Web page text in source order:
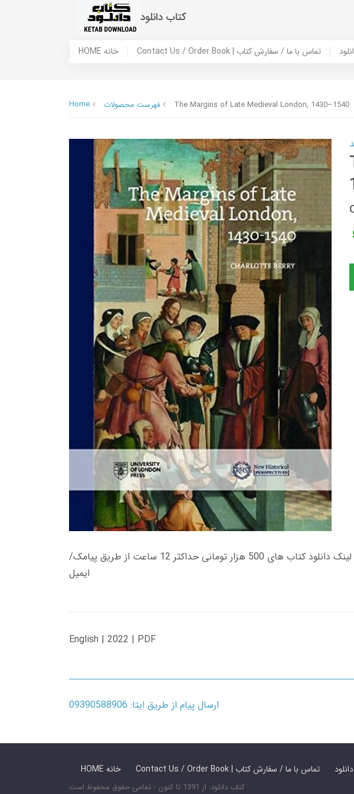
کتاب دانلود
HOME خانه Contact Us / Order Book | تماس با ما / سفارش کتاب
Home فهرست محصولات The Margins of Late Medieval London, 1430–1540
زمان تحویل کتاب های 600 هزار تومانی دانلود فوری از حساب کاربری می باشد، و زمان تحویل لینک دانلود کتاب های 500 هزار تومانی حداکثر 12 ساعت از طریق پیامک/
ایمیل
English | 2022 | PDF
ارسال پیام از طریق ایتا: 09390588906
HOME خانه Contact Us / Order Book | تماس با ما / سفارش کتاب
کتاب دانلود: از 1391 تا کنون - تمامی حقوق محفوظ است